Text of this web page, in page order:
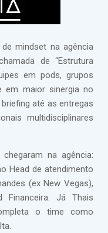
mindset na agência
de “Estrutura
em pods, grupos
em maior sinergia no
até as entregas
multidisciplinares
na agência:
Head de atendimento
(ex New Vegas),
Já Thais
o time como